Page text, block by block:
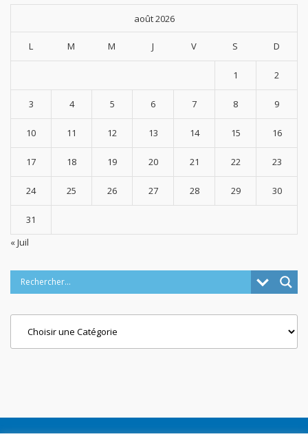
août 2026
L M M J V S D
1 2
3 4 5 6 7 8 9
10 11 12 13 14 15 16
17 18 19 20 21 22 23
24 25 26 27 28 29 30
31
« Juil